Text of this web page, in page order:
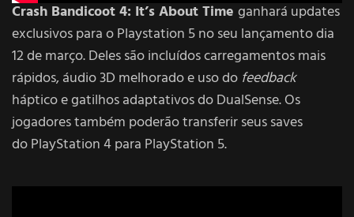
Crash Bandicoot 4: It’s About Time ganhará updates
exclusivos para o Playstation 5 no seu lançamento dia
12 de março. Deles são incluídos carregamentos mais
rápidos, áudio 3D melhorado e uso do feedback
háptico e gatilhos adaptativos do DualSense. Os
jogadores também poderão transferir seus saves
do PlayStation 4 para PlayStation 5.